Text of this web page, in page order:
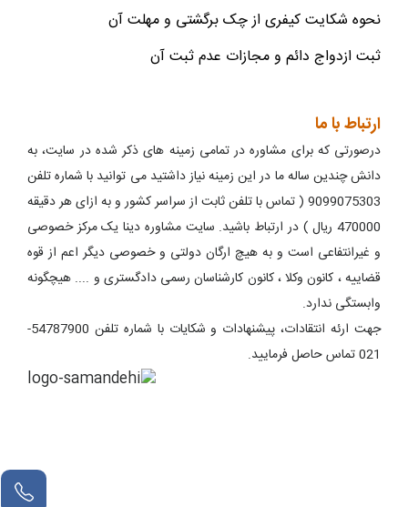
نحوه شکایت کیفری از چک برگشتی و مهلت آن
ثبت ازدواج دائم و مجازات عدم ثبت آن
ارتباط با ما
درصورتی که برای مشاوره در تمامی زمینه های ذکر شده در سایت، به
دانش چندین ساله ما در این زمینه نیاز داشتید می توانید با شماره تلفن
9099075303 ( تماس با تلفن ثابت از سراسر کشور و به ازای هر دقیقه
470000 ریال ) در ارتباط باشید. سایت مشاوره دینا یک مرکز خصوصی
و غیرانتفاعی است و به هیچ ارگان دولتی و خصوصی دیگر اعم از قوه
قضاییه ، کانون وکلا ، کانون کارشناسان رسمی دادگستری و .... هیچگونه
وابستگی ندارد.
جهت ارئه انتقادات، پیشنهادات و شکایات با شماره تلفن 54787900-
021 تماس حاصل فرمایید.